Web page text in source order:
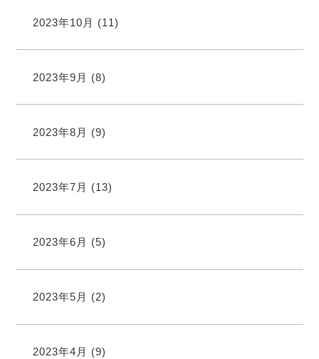
2023年10月 (11)
2023年9月 (8)
2023年8月 (9)
2023年7月 (13)
2023年6月 (5)
2023年5月 (2)
2023年4月 (9)